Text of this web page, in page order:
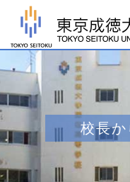
校長